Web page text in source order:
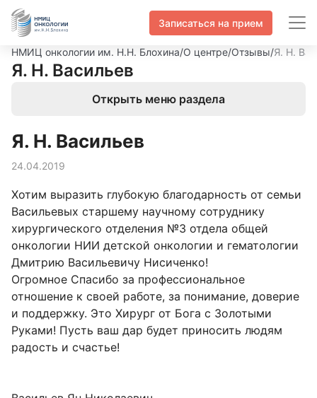
Записаться на прием
НМИЦ онкологии им. Н.Н. Блохина/О центре/Отзывы/Я. Н.
Я. Н. Васильев
Открыть меню раздела
Я. Н. Васильев
24.04.2019
Хотим выразить глубокую благодарность от семьи
Васильевых старшему научному сотруднику
хирургического отделения №3 отдела общей
онкологии НИИ детской онкологии и гематологии
Дмитрию Васильевичу Нисиченко!
Огромное Спасибо за профессиональное
отношение к своей работе, за понимание, доверие
и поддержку. Это Хирург от Бога с Золотыми
Руками! Пусть ваш дар будет приносить людям
радость и счастье!